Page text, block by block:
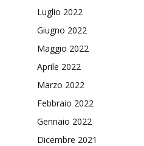
Luglio 2022
Giugno 2022
Maggio 2022
Aprile 2022
Marzo 2022
Febbraio 2022
Gennaio 2022
Dicembre 2021